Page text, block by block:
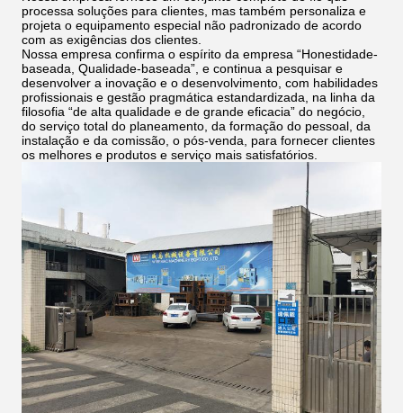
processa soluções para clientes, mas também personaliza e
projeta o equipamento especial não padronizado de acordo
com as exigências dos clientes.
Nossa empresa confirma o espírito da empresa “Honestidade-
baseada, Qualidade-baseada”, e continua a pesquisar e
desenvolver a inovação e o desenvolvimento, com habilidades
profissionais e gestão pragmática estandardizada, na linha da
filosofia “de alta qualidade e de grande eficacia” do negócio,
do serviço total do planeamento, da formação do pessoal, da
instalação e da comissão, o pós-venda, para fornecer clientes
os melhores e produtos e serviço mais satisfatórios.